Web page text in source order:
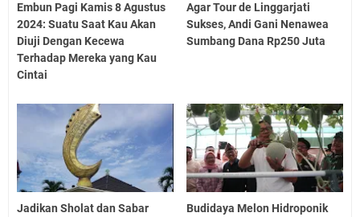
Embun Pagi Kamis 8 Agustus
2024: Suatu Saat Kau Akan
Diuji Dengan Kecewa
Terhadap Mereka yang Kau
Cintai
Agar Tour de Linggarjati
Sukses, Andi Gani Nenawea
Sumbang Dana Rp250 Juta
Jadikan Sholat dan Sabar
Budidaya Melon Hidroponik